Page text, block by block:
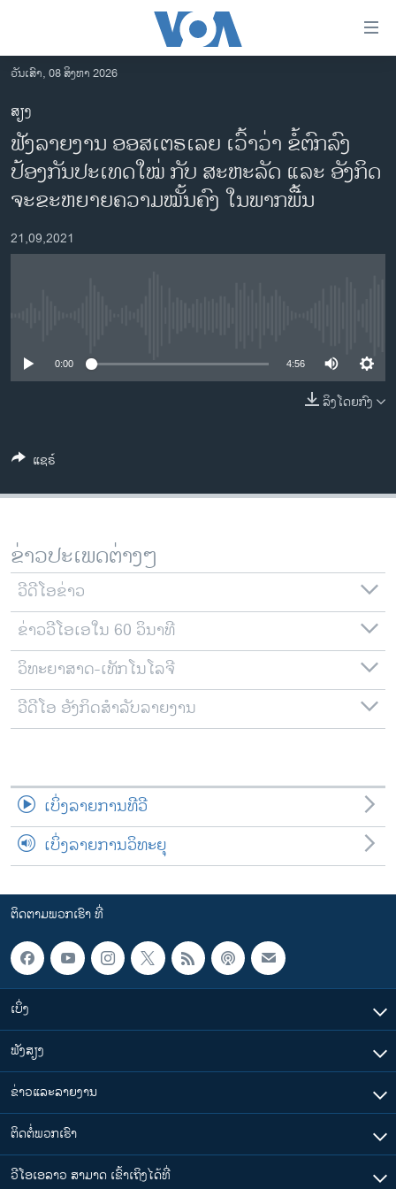
ເຂົ້າ
ຫາ
ຂ້າມ
ຂ້າມ
ຂ້າມ
ໄປ
ຫາ
ຊອກ
ຄົ້ນ
ລາວ
ອາເມຣິກາ
ການເລືອກຕັ້ງ ປະທານາທີບໍດີ ສະຫະລັດ 2024
ໂລກ
ຊຸມຊົນຊາວລາວ
ສຽງ
ລາຍການກະຈາຍສຽງ
ຕິດຕາມພວກເຮົາ ທີ່
ພາສາຕ່າງໆ
ວັນເສົາ, 08 ສິງຫາ 2026
ສຽງ
ຟັງລາຍງານ ອອສເຕຣເລຍ ເວົ້າວ່າ ຂໍ້ຕົກລົງ
ປ້ອງກັນປະເທດໃໝ່ ກັບ ສະຫະລັດ ແລະ ອັງກິດ
ຈະຂະຫຍາຍຄວາມໝັ້ນຄົງ ໃນພາກພື້ນ
21,09,2021
0:00 4:56
ລິງໂດຍກົງ
ແຊຣ໌
ຂ່າວປະເພດຕ່າງໆ
ວີດີໂອຂ່າວ
ຂ່າວວີໂອເອໃນ 60 ວິນາທີ
ວິທະຍາສາດ-ເທັກໂນໂລຈີ
ວີດີໂອ ອັງກິດສຳລັບລາຍງານ
ເບິ່ງລາຍການທີວີ
ເບິ່ງລາຍການວິທະຍຸ
ຕິດຕາມພວກເຮົາ ທີ່
ເບິ່ງ
ຟັງສຽງ
ຂ່າວແລະລາຍງານ
ຕິດຕໍ່ພວກເຮົາ
ວີໂອເອລາວ ສາມາດ ເຂົ້າເຖິງໄດ້ທີ່